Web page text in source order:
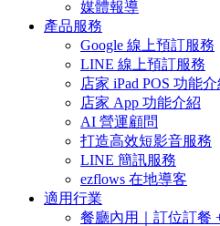
媒體報導
產品服務
Google 線上預訂服務
LINE 線上預訂服務
店家 iPad POS 功能介
店家 App 功能介紹
AI 營運顧問
打造高效短影音服務
LINE 簡訊服務
ezflows 在地導客
適用行業
餐廳內用｜訂位訂餐